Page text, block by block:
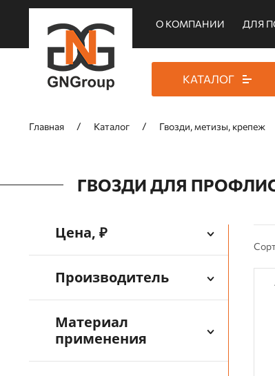
О КОМПАНИИ ДЛЯ
КАТАЛОГ
Главная Каталог Гвозди, метизы, крепеж
ГВОЗДИ ДЛЯ
Цена, ₽
Производитель
Материал
применения